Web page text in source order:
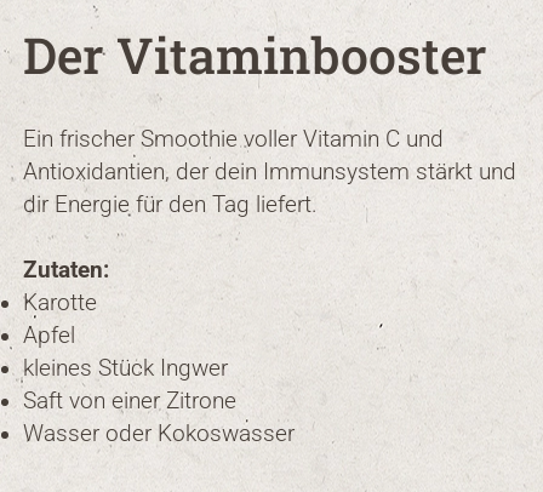
Der Vitaminbooster
Ein frischer Smoothie voller Vitamin C und
Antioxidantien, der dein Immunsystem stärkt und
dir Energie für den Tag liefert.
Zutaten:
Karotte
Apfel
kleines Stück Ingwer
Saft von einer Zitrone
Wasser oder Kokoswasser